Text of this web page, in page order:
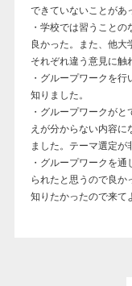
できていないことがあ
・学校では習うこと
良かった。また、他大
それぞれ違う意見に触
・グループワークを
知りました。
・グループワークが
えが分からない内容に
ました。テーマ選定が
・グループワークを
られたと思うので良か
知りたかったので来て